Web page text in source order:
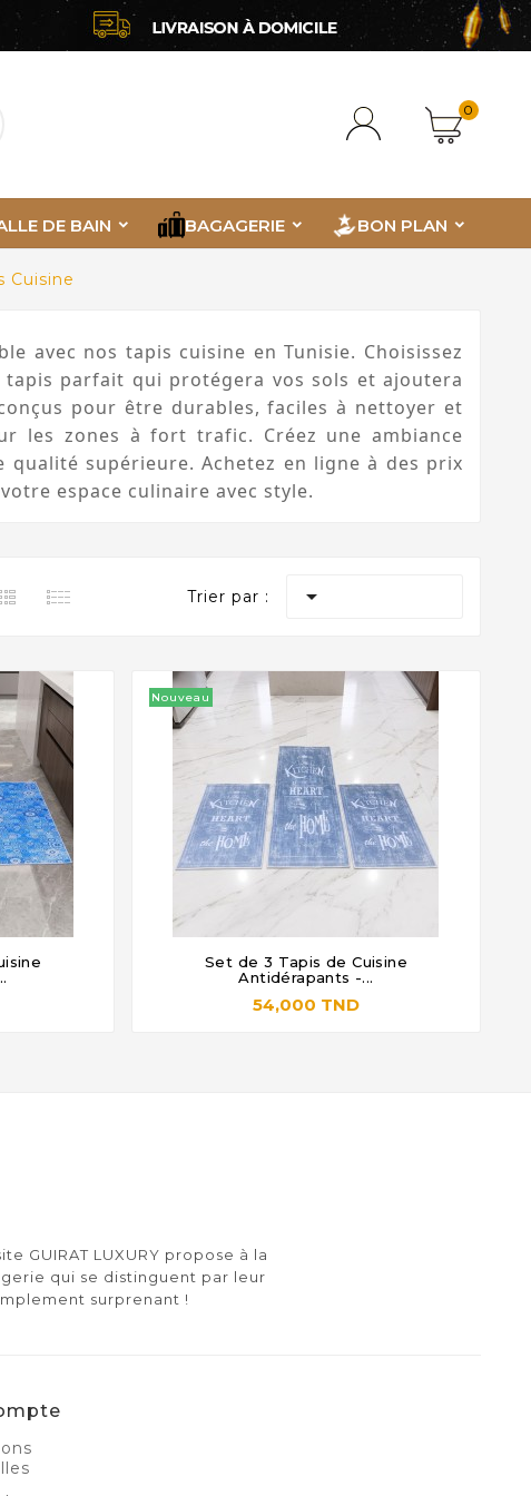
0
DE BAIN BAGAGERIE BON PLAN
Cuisine
avec nos tapis cuisine en Tunisie. Choisissez
parfait qui protégera vos sols et ajoutera
pour être durables, faciles à nettoyer et
les zones à fort trafic. Créez une ambiance
supérieure. Achetez en ligne à des prix
espace culinaire avec style.
Trier par : 
Nouveau
   
Set de 3 Tapis de Cuisine
Antidérapants -...
54,000 TND
GUIRAT LUXURY propose à la
qui se distinguent par leur
surprenant !